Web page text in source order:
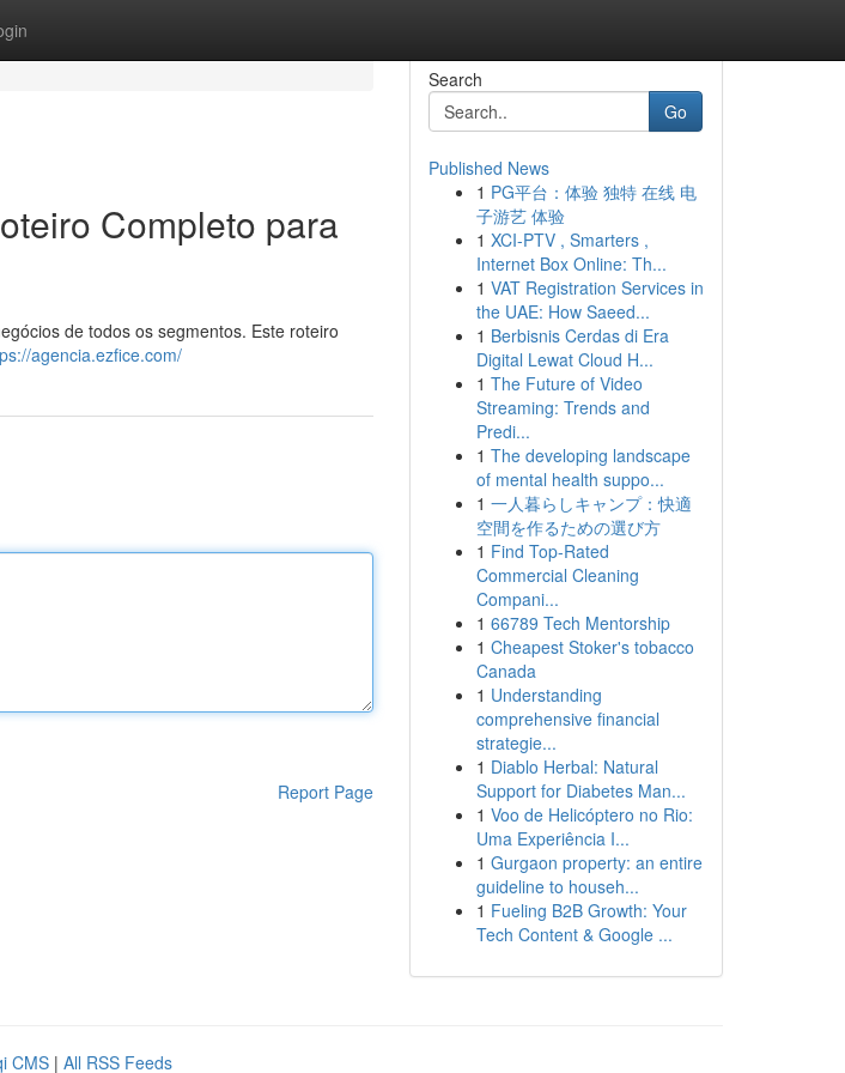
Completo para
de todos os segmentos. Este roteiro
agencia.ezfice.com/
Report Page
Search
Go
Published News
1 PG平台：体验 独特 在线 电
子游艺 体验
1 XCI-PTV , Smarters ,
Internet Box Online: Th...
1 VAT Registration Services in
the UAE: How Saeed...
1 Berbisnis Cerdas di Era
Digital Lewat Cloud H...
1 The Future of Video
Streaming: Trends and
Predi...
1 The developing landscape
of mental health suppo...
1 一人暮らしキャンプ：快適
空間を作るための選び方
1 Find Top-Rated
Commercial Cleaning
Compani...
1 66789 Tech Mentorship
1 Cheapest Stoker's tobacco
Canada
1 Understanding
comprehensive financial
strategie...
1 Diablo Herbal: Natural
Support for Diabetes Man...
1 Voo de Helicóptero no Rio:
Uma Experiência I...
1 Gurgaon property: an entire
guideline to househ...
1 Fueling B2B Growth: Your
Tech Content & Google ...
CMS | All RSS Feeds